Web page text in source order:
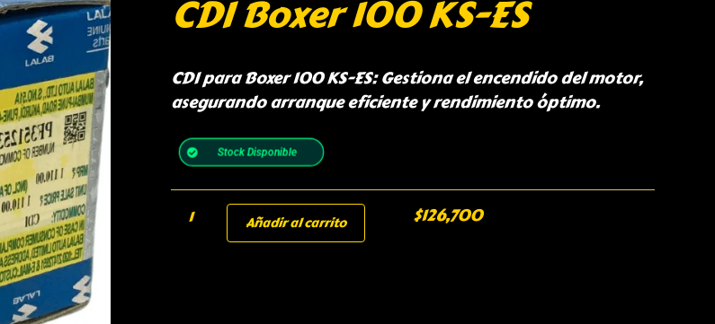
CDI Boxer 100 KS-ES
CDI para Boxer 100 KS-ES: Gestiona el encendido del motor,
asegurando arranque eficiente y rendimiento óptimo.
Stock Disponible
$126,700
Añadir al carrito